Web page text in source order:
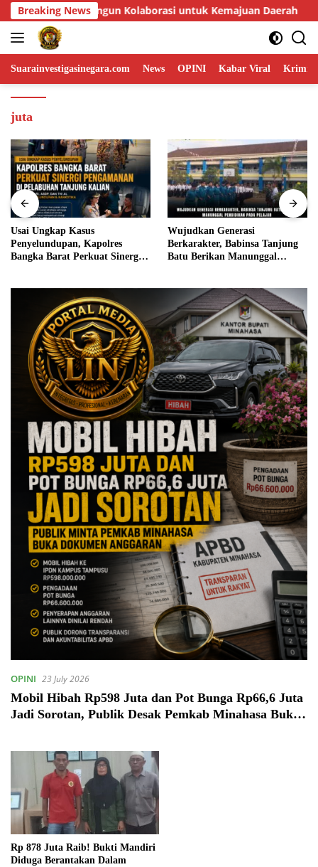
Skip
to
content
Breaking News
Daerah Usai Ungkap Kasus Penyelundupan,
Suarainvestigasinegara.com News OPINI Kabar Viral
juta
Usai Ungkap Kasus
Penyelundupan, Kapolres
Bangka Barat Perkuat Sinergi
Wujudkan Generasi
Berkarakter, Babinsa Tanjung
Batu Berikan Manunggal
OPINI 23 July 2026
Mobil Hibah Rp598 Juta dan Pot Bunga Rp66,6 Juta
Jadi Sorotan, Publik Desak Pemkab Minahasa Buka
Rp 878 Juta Raib! Bukti Mandiri
Diduga Berantakan Dalam